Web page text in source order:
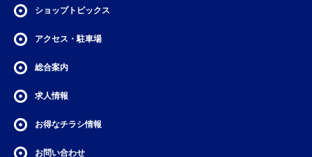
ショップトピックス
アクセス・駐車場
総合案内
求人情報
お得なチラシ情報
お問い合わせ